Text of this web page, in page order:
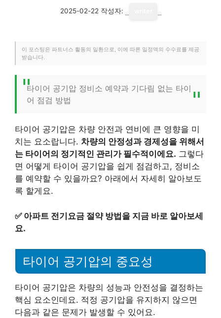
2025-02-22 작성자:
이 포스팅은 파트너스 활동의 일환으로, 이에 따른 일정액의 수수료를 제공
받습니다.
타이어 공기압 정비소 예약과 기다림 없는 타이
어 점검 방법
타이어 공기압은 차량 안전과 연비에 큰 영향을 미
치는 요소랍니다. 차량의 안정성과 경제성을 위해서
는 타이어의 정기적인 관리가 필수적이에요. 그렇다
면 어떻게 타이어 공기압을 쉽게 점검하고, 정비소
를 예약할 수 있을까요? 아래에서 자세히 알아보도
록 할게요.
✅ 아파트 전기요금 절약 방법을 지금 바로 알아보세
요.
타이어 공기압의 중요성
타이어 공기압은 차량의 성능과 안전성을 결정하는
핵심 요소인데요. 적정 공기압을 유지하지 않으면
다음과 같은 문제가 발생할 수 있어요.